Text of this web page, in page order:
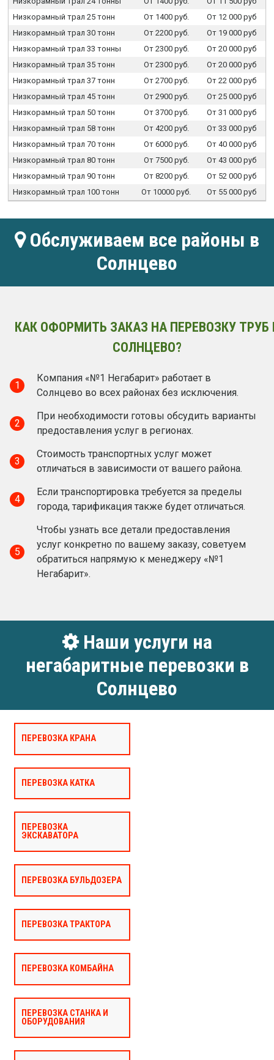
Низкорамный трал 25 тонн
От 1400 руб.
От 12 000 руб
Низкорамный трал 30 тонн
От 2200 руб.
От 19 000 руб
Низкорамный трал 33 тонны
От 2300 руб.
От 20 000 руб
Низкорамный трал 35 тонн
От 2300 руб.
От 20 000 руб
Низкорамный трал 37 тонн
От 2700 руб.
От 22 000 руб
Низкорамный трал 45 тонн
От 2900 руб.
От 25 000 руб
Низкорамный трал 50 тонн
От 3700 руб.
От 31 000 руб
Низкорамный трал 58 тонн
От 4200 руб.
От 33 000 руб
Низкорамный трал 70 тонн
От 6000 руб.
От 40 000 руб
Низкорамный трал 80 тонн
От 7500 руб.
От 43 000 руб
Низкорамный трал 90 тонн
От 8200 руб.
От 52 000 руб
Низкорамный трал 100 тонн
От 10000 руб. От 55 000 руб
Обслуживаем все районы в
Солнцево
КАК ОФОРМИТЬ ЗАКАЗ НА ПЕРЕВОЗКУ ТРУБ
СОЛНЦЕВО?
1
Компания «№1 Негабарит» работает в
Солнцево во всех районах без исключения.
2
При необходимости готовы обсудить варианты
предоставления услуг в регионах.
3
Стоимость транспортных услуг может
отличаться в зависимости от вашего района.
4
Если транспортировка требуется за пределы
города, тарификация также будет отличаться.
5
Чтобы узнать все детали предоставления
услуг конкретно по вашему заказу, советуем
обратиться напрямую к менеджеру «№1
Негабарит».
Наши услуги на
негабаритные перевозки в
Солнцево
ПЕРЕВОЗКА КРАНА
ПЕРЕВОЗКА КАТКА
ПЕРЕВОЗКА
ЭКСКАВАТОРА
ПЕРЕВОЗКА БУЛЬДОЗЕРА
ПЕРЕВОЗКА ТРАКТОРА
ПЕРЕВОЗКА КОМБАЙНА
ПЕРЕВОЗКА СТАНКА И
ОБОРУДОВАНИЯ